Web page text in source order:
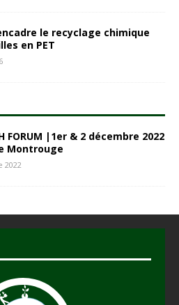
le recyclage chimique
en PET
FORUM |1er & 2 décembre 2022
Montrouge
2022